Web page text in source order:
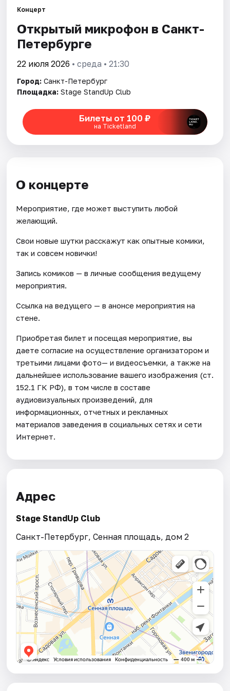
Города
Площадки
Рейтинги
Концерт
Открытый микрофон в Санкт-
Петербурге
22 июля 2026 • среда • 21:30
Город: Санкт-Петербург
Площадка: Stage StandUp Club
Билеты от 100 ₽
на Ticketland
О концерте
Мероприятие, где может выступить любой
желающий.
Свои новые шутки расскажут как опытные комики,
так и совсем новички!
Запись комиков — в личные сообщения ведущему
мероприятия.
Ссылка на ведущего — в анонсе мероприятия на
стене.
Приобретая билет и посещая мероприятие, вы
даете согласие на осуществление организатором и
третьими лицами фото— и видеосъемки, а также на
дальнейшее использование вашего изображения (ст.
152.1 ГК РФ), в том числе в составе
аудиовизуальных произведений, для
информационных, отчетных и рекламных
материалов заведения в социальных сетях и сети
Интернет.
Адрес
Stage StandUp Club
Санкт-Петербург, Сенная площадь, дом 2